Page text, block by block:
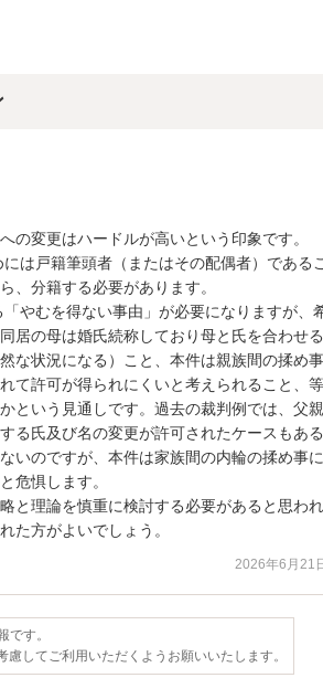
の変更はハードルが高いという印象です。
は戸籍筆頭者（またはその配偶者）である
、分籍する必要があります。
やむを得ない事由」が必要になりますが、
居の母は婚氏続称しており母と氏を合わせ
な状況になる）こと、本件は親族間の揉め
て許可が得られにくいと考えられること、
という見通しです。過去の裁判例では、父
る氏及び名の変更が許可されたケースもあ
いのですが、本件は家族間の内輪の揉め事
危惧します。
と理論を慎重に検討する必要があると思わ
た方がよいでしょう。
2026年6月21
です。
してご利用いただくようお願いいたします。